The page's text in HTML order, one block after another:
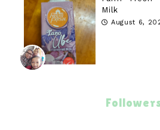
Milk
August 6,